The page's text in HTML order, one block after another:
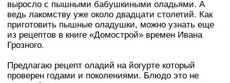
выросло с пышными бабушкиными оладьями. А
ведь лакомству уже около двадцати столетий. Как
приготовить пышные оладушки, можно узнать еще
из рецептов в книге «Домострой» времен Ивана
Грозного.
Предлагаю рецепт оладий на йогурте который
проверен годами и поколениями. Блюдо это не